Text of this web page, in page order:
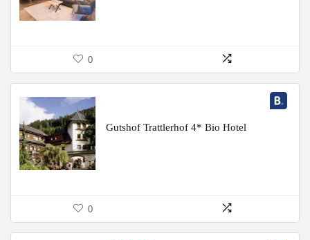
0
Gutshof Trattlerhof 4* Bio Hotel
0